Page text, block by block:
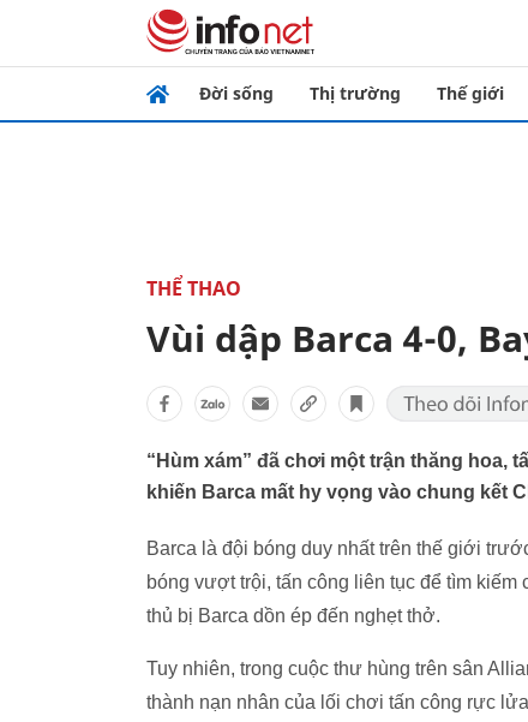
Đời sống Thị trường Thế giới
THỂ THAO
Vùi dập Barca 4-0,
“Hùm xám” đã chơi một trận thăng hoa,
khiến Barca mất hy vọng vào chung kết
Barca là đội bóng duy nhất trên thế giới
bóng vượt trội, tấn công liên tục để tìm
thủ bị Barca dồn ép đến nghẹt thở.
Tuy nhiên, trong cuộc thư hùng trên sân
thành nạn nhân của lối chơi tấn công rực